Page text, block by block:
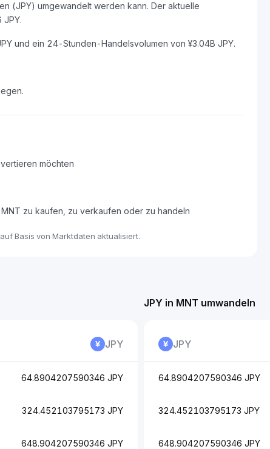
(JPY) umgewandelt werden kann. Der aktuelle
und ein 24-Stunden-Handelsvolumen von ¥3.04B JPY.
möchten
zu kaufen, zu verkaufen oder zu handeln
Basis von Marktdaten aktualisiert.
JPY
64.8904207590346 JPY
324.452103795173 JPY
648.904207590346 JPY
JPY in MNT umwandeln
JPY
64.8904207590346 JPY
324.452103795173 JPY
648.904207590346 JPY